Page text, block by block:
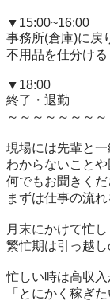
▼15:00~16:00
事務所(倉庫)に戻
不用品を仕分ける
▼18:00
終了・退勤
～～～～～～～
現場には先輩と
わからないこと
何でもお聞きく
まずは仕事の流
月末にかけて忙
繁忙期は引っ越し
忙しい時は高収入
「とにかく稼ぎ